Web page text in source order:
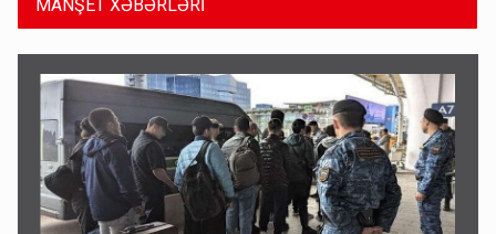
MANŞET XƏBƏRLƏRİ